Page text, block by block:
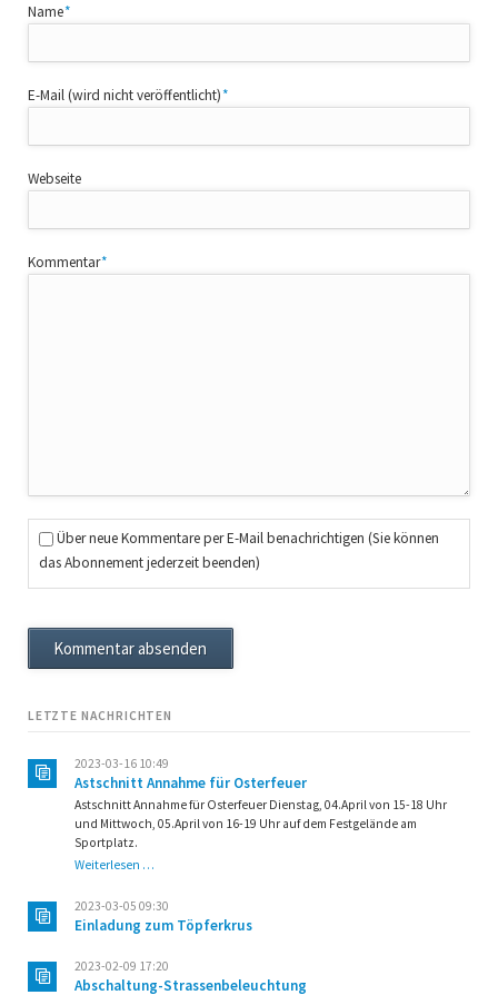
Pflichtfeld
Name*
Pflichtfeld
E-Mail (wird nicht veröffentlicht)*
Webseite
Pflichtfeld
Kommentar*
Über neue Kommentare per E-Mail benachrichtigen (Sie können
das Abonnement jederzeit beenden)
Kommentar absenden
LETZTE NACHRICHTEN
2023-03-16 10:49
Astschnitt Annahme für Osterfeuer
Astschnitt Annahme für Osterfeuer Dienstag, 04.April von 15-18 Uhr
und Mittwoch, 05.April von 16-19 Uhr auf dem Festgelände am
Sportplatz.
Weiterlesen …Astschnitt
für
Osterfeuer
2023-03-05 09:30
Einladung zum Töpferkrus
2023-02-09 17:20
Abschaltung-Strassenbeleuchtung